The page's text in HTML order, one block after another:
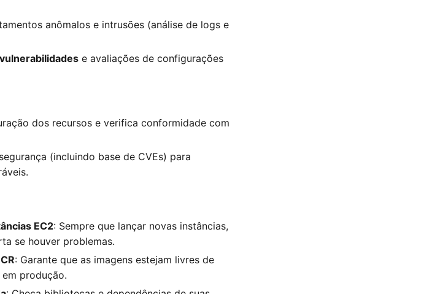
anômalos e intrusões (análise de logs e
e avaliações de configurações
dos recursos e verifica conformidade com
(incluindo base de CVEs) para
EC2: Sempre que lançar novas instâncias,
se houver problemas.
: Garante que as imagens estejam livres de
produção.